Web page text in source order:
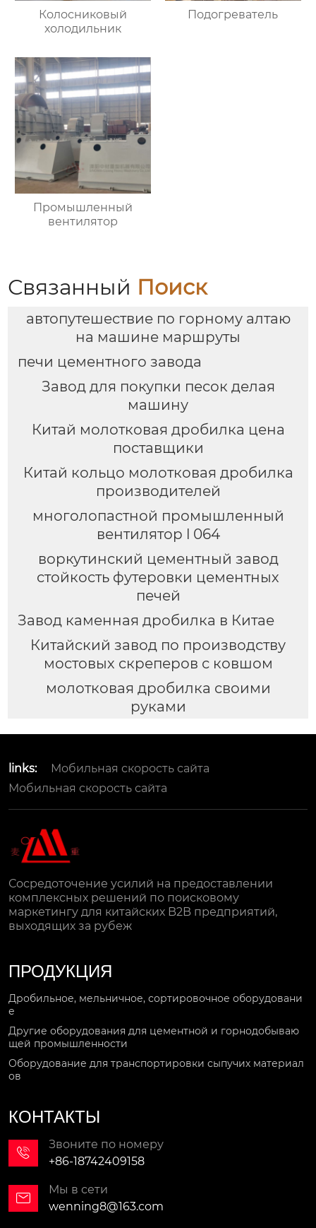
Колосниковый
холодильник
Подогреватель
Промышленный
вентилятор
Связанный Поиск
автопутешествие по горному алтаю
на машине маршруты
печи цементного завода
Завод для покупки песок делая
машину
Китай молотковая дробилка цена
поставщики
Китай кольцо молотковая дробилка
производителей
многолопастной промышленный
вентилятор l 064
воркутинский цементный завод
стойкость футеровки цементных
печей
Завод каменная дробилка в Китае
Китайский завод по производству
мостовых скреперов с ковшом
молотковая дробилка своими
руками
links:
Мобильная скорость сайта
Мобильная скорость сайта
Сосредоточение усилий на предоставлении
комплексных решений по поисковому
маркетингу для китайских B2B предприятий,
выходящих за рубеж
ПРОДУКЦИЯ
Дробильное, мельничное, сортировочное оборудовани
е
Другие оборудования для цементной и горнодобываю
щей промышленности
Оборудование для транспортировки сыпучих материал
ов
КОНТАКТЫ

Звоните по номеру
+86-18742409158

Мы в сети
wenning8@163.com